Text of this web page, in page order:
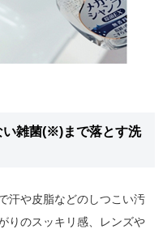
雑菌(※)まで落とす洗
汗や皮脂などのしつこい汚
りのスッキリ感、レンズや